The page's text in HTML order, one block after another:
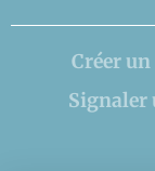
Créer
Signaler